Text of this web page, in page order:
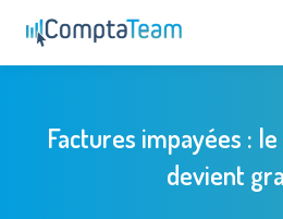
Factures impayées :
devient